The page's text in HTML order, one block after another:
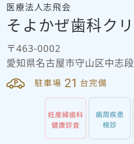
医療法人志飛会
そよかぜ歯科ク
〒463-0002
愛知県名古屋市守山区中志